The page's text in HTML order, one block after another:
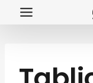
Przejdź